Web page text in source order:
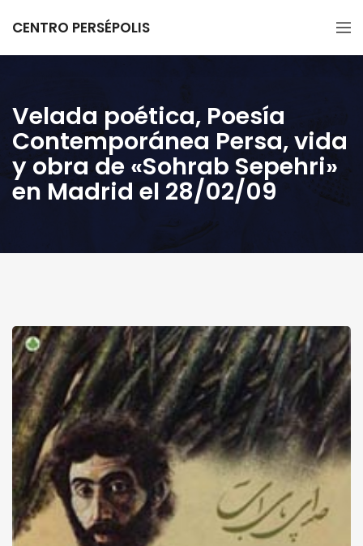
CENTRO PERSÉPOLIS
Velada poética, Poesía
Contemporánea Persa, vida
y obra de «Sohrab Sepehri»
en Madrid el 28/02/09